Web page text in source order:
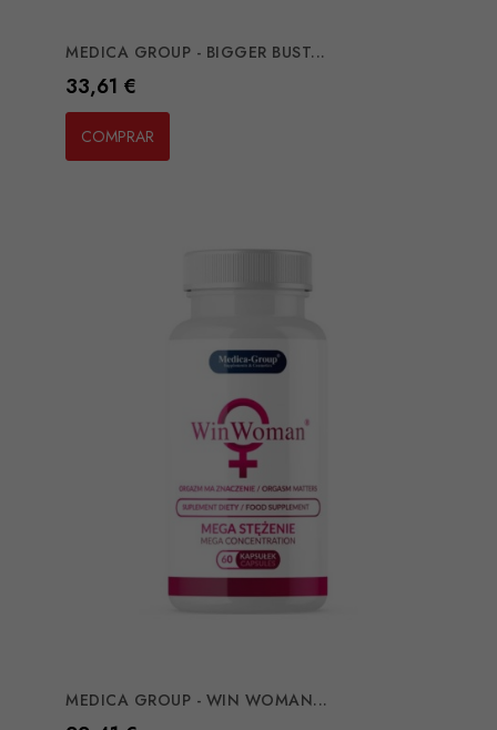
MEDICA GROUP - BIGGER BUST...
Preço
33,61 €
COMPRAR
MEDICA GROUP - WIN WOMAN...